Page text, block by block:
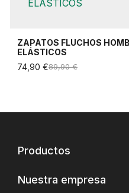
ZAPATOS FLUCHOS
ELÁSTICOS
74,90 €89,90 €
Productos
Nuestra empresa